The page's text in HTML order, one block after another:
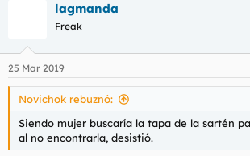
e
s
lagmanda
Freak
25 Mar 2019
Novichok rebuznó:
Siendo mujer buscaría la tapa de la sartén
al no encontrarla, desistió.